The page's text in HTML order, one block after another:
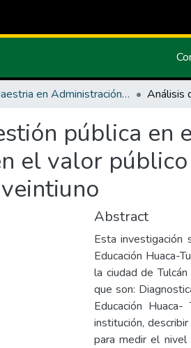
Maestria en Administración Pública
pública en
el valor
Abstract
Esta investigación
Educación Huaca-
la ciudad de
que son:
Educación
institución,
para medir el nivel